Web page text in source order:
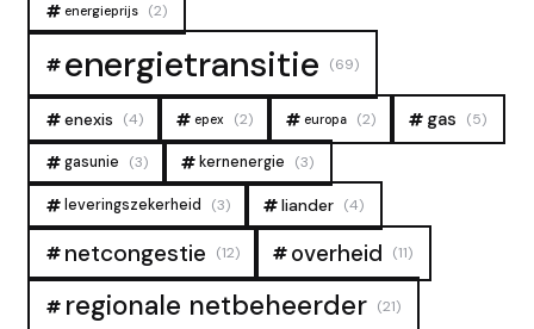
energieprijs (2)
energietransitie (69)
enexis (4) epex (2) europa (2) gas (5)
gasunie (3) kernenergie (3)
leveringszekerheid (3) liander (4)
netcongestie (12) overheid (11)
regionale netbeheerder (21)